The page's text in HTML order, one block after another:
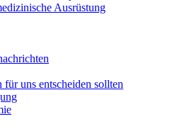
Ausrüstung
für uns entscheiden sollten